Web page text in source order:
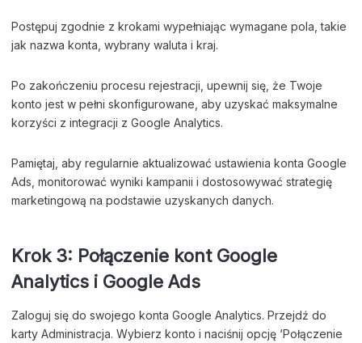
Postępuj zgodnie z krokami wypełniając wymagane pola, takie
jak nazwa konta, wybrany waluta i kraj.
Po zakończeniu procesu rejestracji, upewnij się, że Twoje
konto jest w pełni skonfigurowane, aby uzyskać maksymalne
korzyści z integracji z Google Analytics.
Pamiętaj, aby regularnie aktualizować ustawienia konta Google
Ads, monitorować wyniki kampanii i dostosowywać strategię
marketingową na podstawie uzyskanych danych.
Krok 3: Połączenie kont Google
Analytics i Google Ads
Zaloguj się do swojego konta Google Analytics. Przejdź do
karty Administracja. Wybierz konto i naciśnij opcję ‘Połączenie